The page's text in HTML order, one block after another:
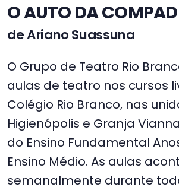
O AUTO DA
de Ariano Suassuna
O Grupo de Teatro Rio
aulas de teatro nos cursos
Colégio Rio Branco, nas
Higienópolis e Granja
do Ensino Fundamental
Ensino Médio. As aulas
semanalmente durante